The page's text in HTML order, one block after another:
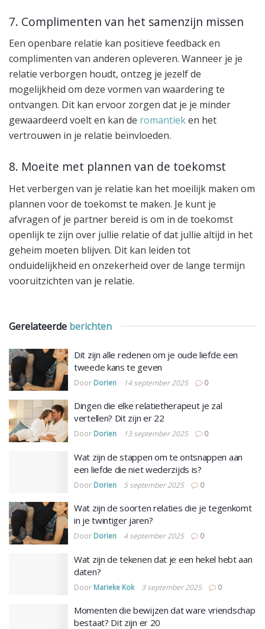
7. Complimenten van het samenzijn missen
Een openbare relatie kan positieve feedback en
complimenten van anderen opleveren. Wanneer je je
relatie verborgen houdt, ontzeg je jezelf de
mogelijkheid om deze vormen van waardering te
ontvangen. Dit kan ervoor zorgen dat je je minder
gewaardeerd voelt en kan de romantieken het
vertrouwen in je relatie beïnvloeden.
8. Moeite met plannen van de toekomst
Het verbergen van je relatie kan het moeilijk maken om
plannen voor de toekomst te maken. Je kunt je
afvragen of je partner bereid is om in de toekomst
openlijk te zijn over jullie relatie of dat jullie altijd in het
geheim moeten blijven. Dit kan leiden tot
onduidelijkheid en onzekerheid over de lange termijn
vooruitzichten van je relatie.
Gerelateerde berichten
Dit zijn alle redenen om je oude liefde een
tweede kans te geven
Door Dorien 14 september 2025 0
Dingen die elke relatietherapeut je zal
vertellen? Dit zijn er 22
Door Dorien 13 september 2025 0
Wat zijn de stappen om te ontsnappen aan
een liefde die niet wederzijds is?
Door Dorien 5 september 2025 0
Wat zijn de soorten relaties die je tegenkomt
in je twintiger jaren?
Door Dorien 4 september 2025 0
Wat zijn de tekenen dat je een hekel hebt aan
daten?
Door Marieke Kok 3 september 2025 0
Momenten die bewijzen dat ware vriendschap
bestaat? Dit zijn er 20